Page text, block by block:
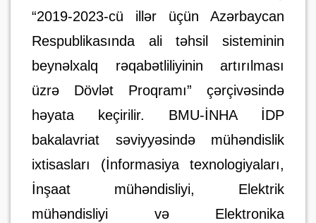
“2019-2023-cü illər üçün Azərbaycan
Respublikasında ali təhsil sisteminin
beynəlxalq rəqabətliliyinin artırılması
üzrə Dövlət Proqramı” çərçivəsində
həyata keçirilir. BMU-İNHA İDP
bakalavriat səviyyəsində mühəndislik
ixtisasları (İnformasiya texnologiyaları,
İnşaat mühəndisliyi, Elektrik
mühəndisliyi və Elektronika